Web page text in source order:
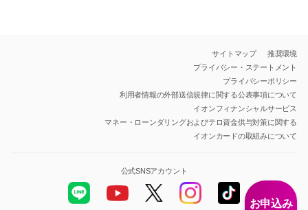
お申込み
サイトマップ
推奨環境
プライバシー・ステートメント
プライバシーポリシー
利用者情報の外部送信規律に関する公表事項について
イオンフィナンシャルサービス
マネー・ローンダリングおよびテロ資金供与対策に関する
イオンカードの取組みについて
公式SNSアカウント